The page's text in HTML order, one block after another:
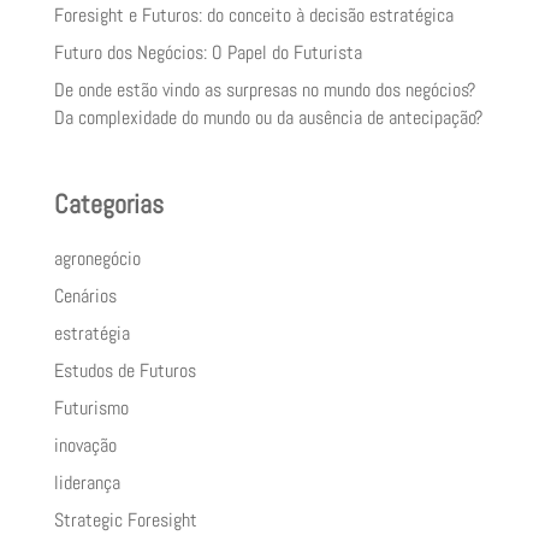
Foresight e Futuros: do conceito à decisão estratégica
Futuro dos Negócios: O Papel do Futurista
De onde estão vindo as surpresas no mundo dos negócios?
Da complexidade do mundo ou da ausência de antecipação?
Categorias
agronegócio
Cenários
estratégia
Estudos de Futuros
Futurismo
inovação
liderança
Strategic Foresight